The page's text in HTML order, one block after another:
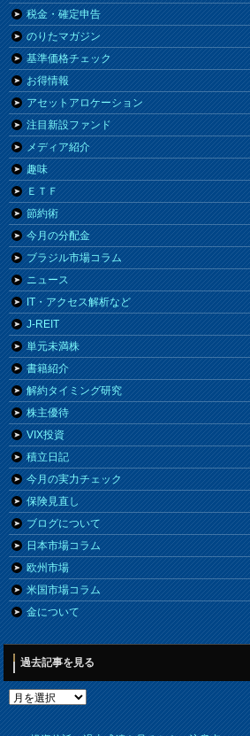
税金・確定申告
のりたマガジン
基準価格チェック
お得情報
アセットアロケーション
注目新設ファンド
メディア紹介
趣味
ＥＴＦ
節約術
今月の分配金
ブラジル市場コラム
ニュース
IT・アクセス解析など
J-REIT
単元未満株
書籍紹介
解約タイミング研究
株主優待
VIX投資
積立日記
今月の実力チェック
保険見直し
ブログについて
日本市場コラム
欧州市場
米国市場コラム
金について
過去記事を見る